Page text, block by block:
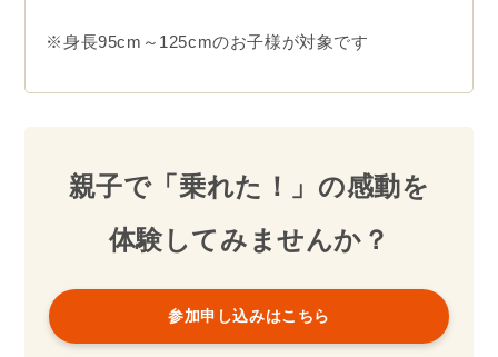
※身長95cm～125cmのお子様が対象です
親子で「乗れた！」の感動を
体験してみませんか？
参加申し込みはこちら